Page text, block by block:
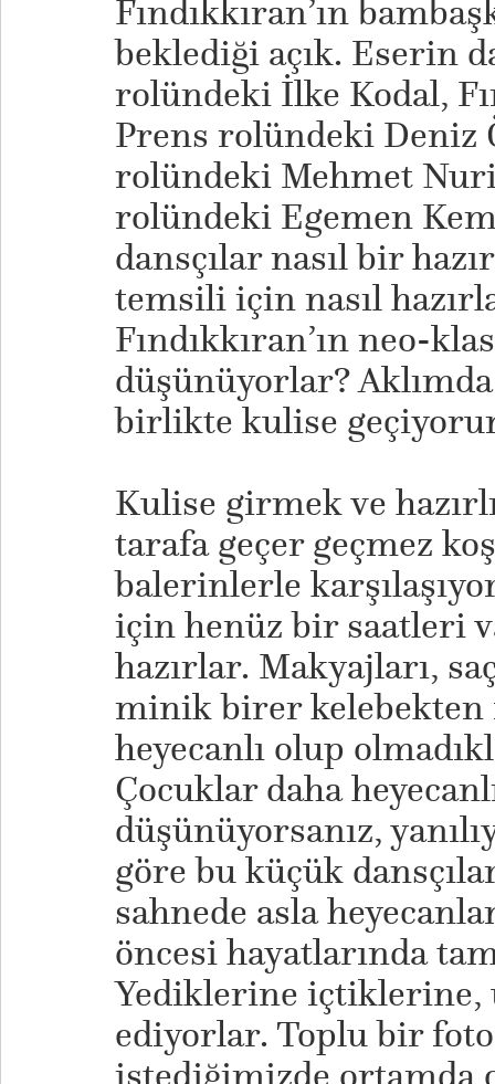
Fındıkkıran’ın
beklediği açık. Eserin
rolündeki İlke Kodal,
Prens rolündeki Deniz
rolündeki Mehmet
rolündeki Egemen
dansçılar nasıl bir
temsili için nasıl
Fındıkkıran’ın neo-
düşünüyorlar?
birlikte kulise
Kulise girmek ve
tarafa geçer geçmez
balerinlerle
için henüz bir saatleri
hazırlar. Makyajları,
minik birer kelebekten
heyecanlı olup
Çocuklar daha
düşünüyorsanız,
göre bu küçük
sahnede asla
öncesi hayatlarında
Yediklerine içtiklerine,
ediyorlar. Toplu bir